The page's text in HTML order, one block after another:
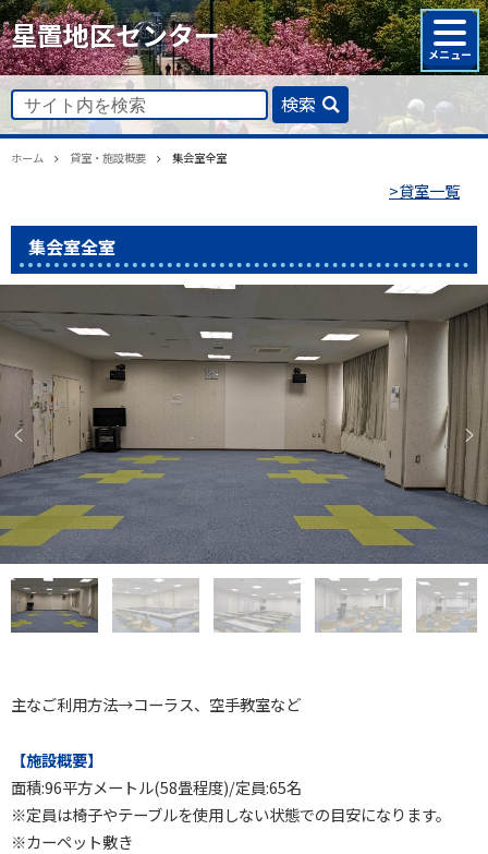
星置地区センター
検索
ホーム 貸室・施設概要 集会室全室
>貸室一覧
集会室全室
主なご利用方法→コーラス、空手教室など
【施設概要】
面積:96平方メートル(58畳程度)/定員:65名
※定員は椅子やテーブルを使用しない状態での目安になります。
※カーペット敷き